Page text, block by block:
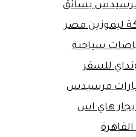
مرسيدس بسائق
ليموزين مصر
سياحية
للسفر
مرسيدس
هاي اس